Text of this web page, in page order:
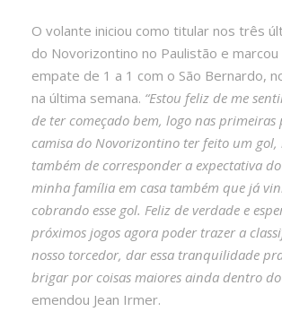
O volante iniciou como titular nos três
do Novorizontino no Paulistão e marcou
empate de 1 a 1 com o São Bernardo,
na última semana. “Estou feliz de me
de ter começado bem, logo nas primeiras
camisa do Novorizontino ter feito um gol,
também de corresponder a expectativa
minha família em casa também que já
cobrando esse gol. Feliz de verdade e
próximos jogos agora poder trazer a
nosso torcedor, dar essa tranquilidade
brigar por coisas maiores ainda dentro do
emendou Jean Irmer.